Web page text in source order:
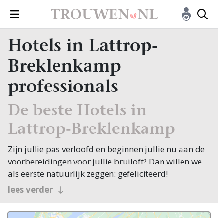
Hotels in Lattrop-
Breklenkamp
professionals
De beste Hotels in
Lattrop-Breklenkamp
Zijn jullie pas verloofd en beginnen jullie nu aan de
voorbereidingen voor jullie bruiloft? Dan willen we
als eerste natuurlijk zeggen: gefeliciteerd!
Veel bruidsparen beginnen hun zoektocht naar
Breklenkamp! Nou, je bent op de juiste plek beland,
lees verder